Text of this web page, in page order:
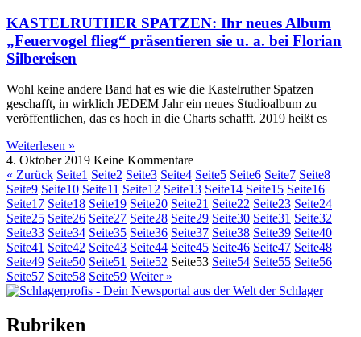
KASTELRUTHER SPATZEN: Ihr neues Album
„Feuervogel flieg“ präsentieren sie u. a. bei Florian
Silbereisen
Wohl keine andere Band hat es wie die Kastelruther Spatzen
geschafft, in wirklich JEDEM Jahr ein neues Studioalbum zu
veröffentlichen, das es hoch in die Charts schafft. 2019 heißt es
Weiterlesen »
4. Oktober 2019 Keine Kommentare
« Zurück Seite1 Seite2 Seite3 Seite4 Seite5 Seite6 Seite7 Seite8
Seite9 Seite10 Seite11 Seite12 Seite13 Seite14 Seite15 Seite16
Seite17 Seite18 Seite19 Seite20 Seite21 Seite22 Seite23 Seite24
Seite25 Seite26 Seite27 Seite28 Seite29 Seite30 Seite31 Seite32
Seite33 Seite34 Seite35 Seite36 Seite37 Seite38 Seite39 Seite40
Seite41 Seite42 Seite43 Seite44 Seite45 Seite46 Seite47 Seite48
Seite49 Seite50 Seite51 Seite52 Seite53 Seite54 Seite55 Seite56
Seite57 Seite58 Seite59 Weiter »
Rubriken